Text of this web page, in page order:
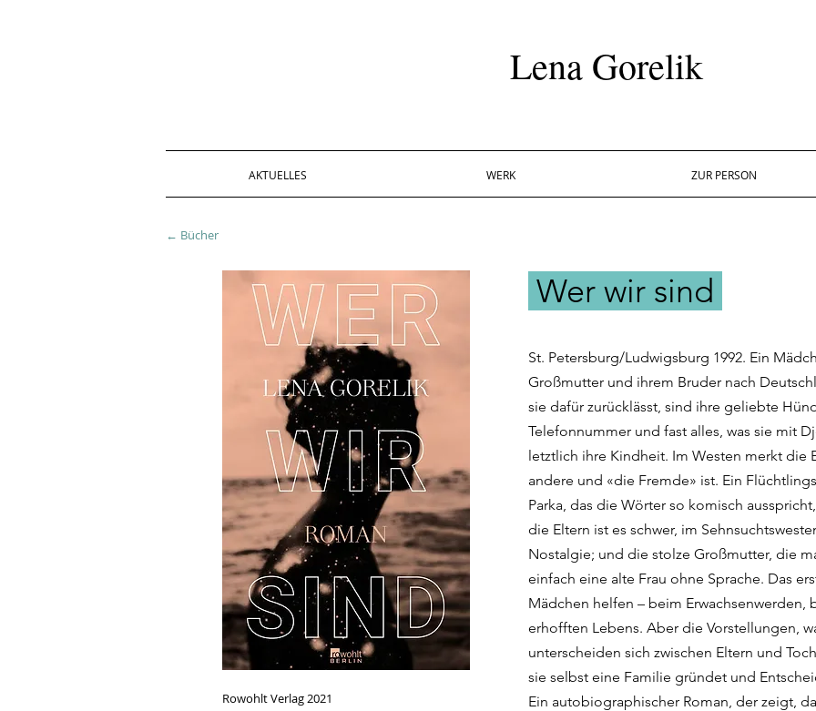
Lena Gorelik
AKTUELLES WERK ZUR PERSON
← Bücher
Rowohlt Verlag 2021
Wer wir sind
St. Petersburg/Ludwigsburg 1992. Ein
Großmutter und ihrem Bruder nach
sie dafür zurücklässt, sind ihre geliebte
Telefonnummer und fast alles, was sie mit
letztlich ihre Kindheit. Im Westen merkt die
andere und «die Fremde» ist. Ein
Parka, das die Wörter so komisch
die Eltern ist es schwer, im
Nostalgie; und die stolze Großmutter, die
einfach eine alte Frau ohne Sprache. Das
Mädchen helfen – beim Erwachsenwerden,
erhofften Lebens. Aber die Vorstellungen,
unterscheiden sich zwischen Eltern und
sie selbst eine Familie gründet und
Ein autobiographischer Roman, der zeigt,